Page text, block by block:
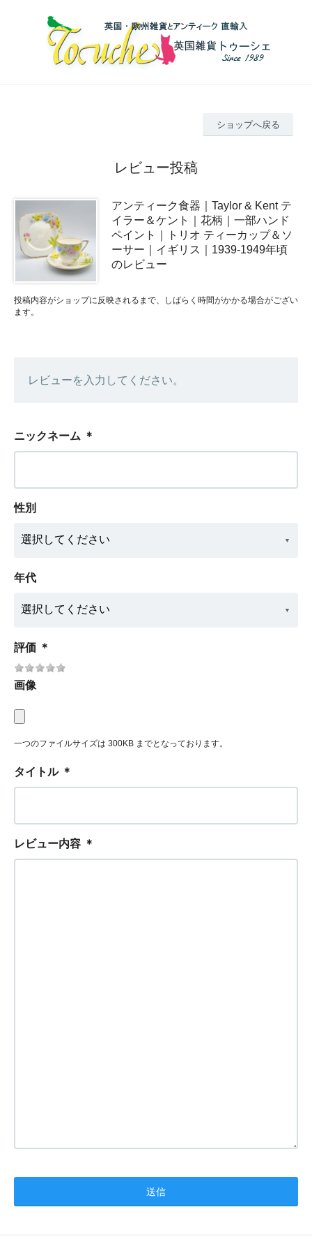
ショップへ戻る
レビュー投稿
アンティーク食器｜Taylor & Kent テ
イラー＆ケント｜花柄｜一部ハンド
ペイント｜トリオ ティーカップ＆ソ
ーサー｜イギリス｜1939-1949年頃
のレビュー
投稿内容がショップに反映されるまで、しばらく時間がかかる場合がござい
ます。
レビューを入力してください。
ニックネーム ＊
性別
年代
評価 ＊
画像
一つのファイルサイズは 300KB までとなっております。
タイトル ＊
レビュー内容 ＊